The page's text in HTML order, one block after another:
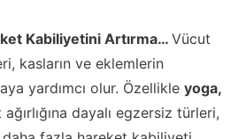
Kabiliyetini Artırma… Vücut
kasların ve eklemlerin
yardımcı olur. Özellikle yoga,
dayalı egzersiz türleri,